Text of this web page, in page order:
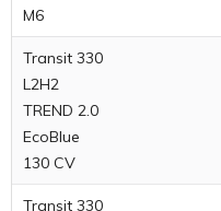
M6
Transit 330
L2H2
TREND 2.0
EcoBlue
130 CV
Transit 330